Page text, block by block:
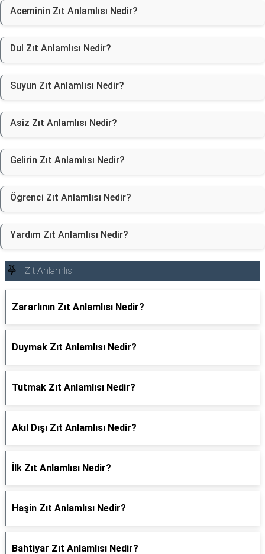
Aceminin Zıt Anlamlısı Nedir?
Dul Zıt Anlamlısı Nedir?
Suyun Zıt Anlamlısı Nedir?
Asiz Zıt Anlamlısı Nedir?
Gelirin Zıt Anlamlısı Nedir?
Öğrenci Zıt Anlamlısı Nedir?
Yardım Zıt Anlamlısı Nedir?
Zıt Anlamlısı
Zararlının Zıt Anlamlısı Nedir?
Duymak Zıt Anlamlısı Nedir?
Tutmak Zıt Anlamlısı Nedir?
Akıl Dışı Zıt Anlamlısı Nedir?
İlk Zıt Anlamlısı Nedir?
Haşin Zıt Anlamlısı Nedir?
Bahtiyar Zıt Anlamlısı Nedir?